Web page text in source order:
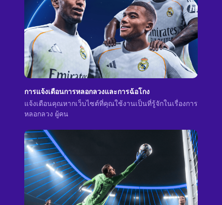
การแจ้งเตือนการหลอกลวงและการฉ้อโกง
แจ้งเตือนคุณหากเว็บไซต์ที่คุณใช้งานเป็นที่รู้จักในเรื่องการ
หลอกลวง ผู้คน